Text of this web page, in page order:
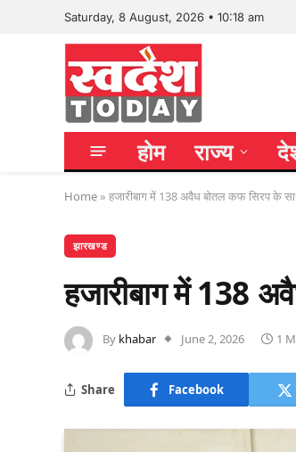
Saturday, 8 August, 2026 • 10:18 am
होम राज्य
Home » हजारीबाग में 138 अवैध बोतल कफ सिरप के
झारखण्ड
हजारीबाग में 138
By khabar June 2, 2026 1
Share Facebook